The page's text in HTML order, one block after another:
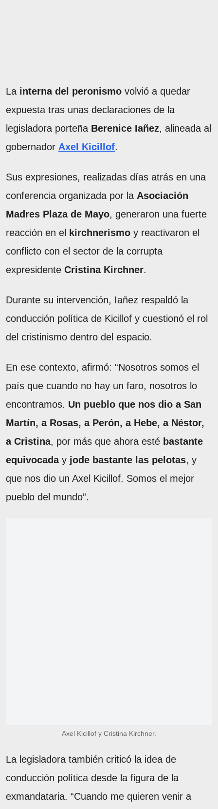
La interna del peronismo volvió a quedar
expuesta tras unas declaraciones de la
legisladora porteña Berenice Iañez, alineada al
gobernador Axel Kicillof.
Sus expresiones, realizadas días atrás en una
conferencia organizada por la Asociación
Madres Plaza de Mayo, generaron una fuerte
reacción en el
kirchnerismo y reactivaron el
conflicto con el sector de la corrupta
expresidente Cristina Kirchner.
Durante su intervención, Iañez respaldó la
conducción política de Kicillof y cuestionó el rol
del cristinismo dentro del espacio.
En ese contexto, afirmó: “Nosotros somos el
país que cuando no hay un faro, nosotros lo
encontramos. Un pueblo que nos dio a San
Martín, a Rosas, a Perón, a Hebe, a Néstor,
a Cristina, por más que ahora esté bastante
equivocaday jode bastante las pelotas, y
que nos dio un Axel Kicillof. Somos el mejor
pueblo del mundo”.
Axel Kicillof y Cristina Kirchner.
La legisladora también criticó la idea de
conducción política desde la figura de la
exmandataria. “Cuando me quieren venir a